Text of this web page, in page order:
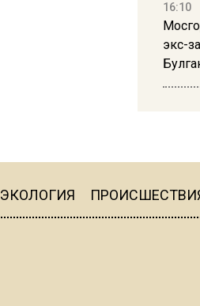
16:10
экс-
16:19
ЭКОЛОГИЯ